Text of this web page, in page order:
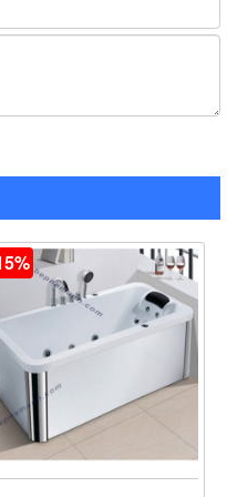
lý cấp 1 của hãng bồn
chất lượng đảm bảo